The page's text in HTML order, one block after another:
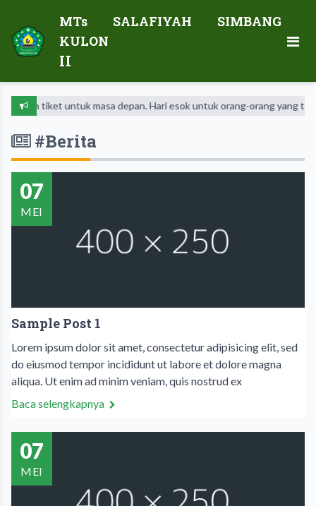
MTs SALAFIYAH SIMBANG
KULON
II
tiket untuk masa depan. Hari esok untuk orang-orang yang telah
#Berita
07
MEI
Sample Post 1
Lorem ipsum dolor sit amet, consectetur adipisicing elit, sed
do eiusmod tempor incididunt ut labore et dolore magna
aliqua. Ut enim ad minim veniam, quis nostrud ex
Baca selengkapnya
07
MEI